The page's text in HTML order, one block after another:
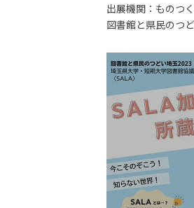
出展機関：ものつ
図書館と県民のつ